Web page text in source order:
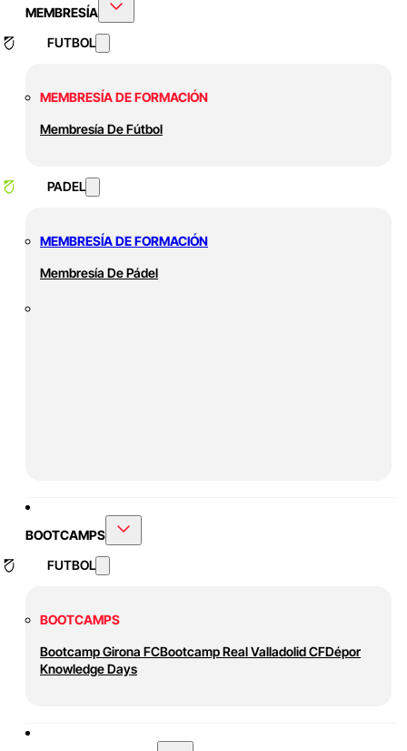
MEMBRESÍA
FUTBOL
MEMBRESÍA DE FORMACIÓN
Membresía De Fútbol
PADEL
MEMBRESÍA DE FORMACIÓN
Membresía De Pádel
BOOTCAMPS
FUTBOL
BOOTCAMPS
Bootcamp Girona FCBootcamp Real Valladolid CFDépor
Knowledge Days